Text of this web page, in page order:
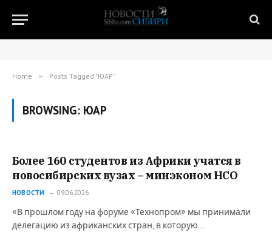
Home » Posts Tagged "ЮАР"
BROWSING: ЮАР
Более 160 студентов из Африки учатся в
новосибирских вузах – минэконом НСО
НОВОСТИ 09.06.2026
«В прошлом году на форуме «Технопром» мы принимали
делегацию из африканских стран, в которую…